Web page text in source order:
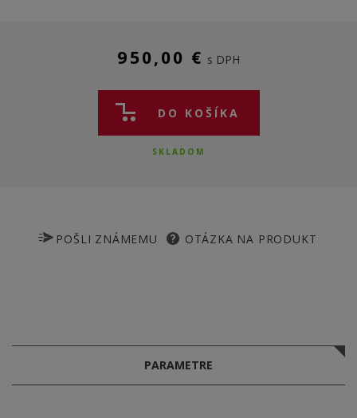
950,00 € s DPH
DO KOŠÍKA
SKLADOM
POŠLI ZNÁMEMU OTÁZKA NA PRODUKT
PARAMETRE